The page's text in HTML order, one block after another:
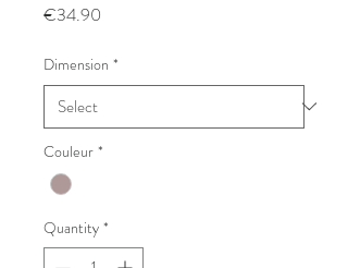
€34.90
Dimension *
Couleur *
Quantity *